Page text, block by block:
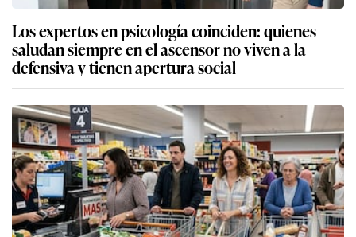
Los expertos en psicología coinciden: quienes
saludan siempre en el ascensor no viven a la
defensiva y tienen apertura social